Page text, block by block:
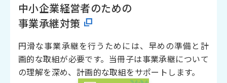
中小企業経営者のための
事業承継対策
円滑な事業承継を行うためには、早めの準備と計
画的な取組が必要です。当冊子は事業承継について
の理解を深め、計画的な取組をサポートします。